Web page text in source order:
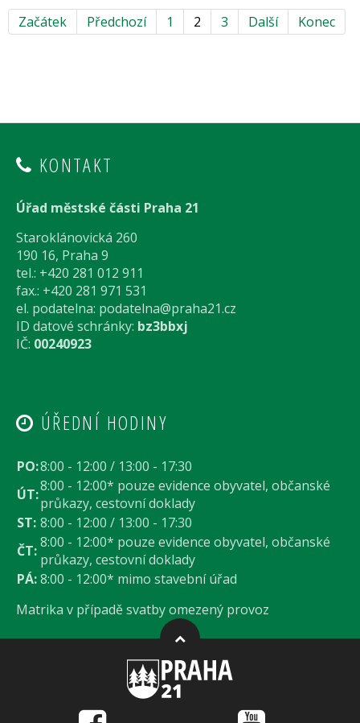
Začátek Předchozí 1 2 3 Další Konec
KONTAKT
Úřad městské části Praha 21
Staroklánovická 260
190 16, Praha 9
tel.: +420 281 012 911
fax.: +420 281 971 531
el. podatelna: podatelna@praha21.cz
ID datové schránky: bz3bbxj
IČ: 00240923
ÚŘEDNÍ HODINY
PO:8:00 - 12:00 / 13:00 - 17:30
ÚT:8:00 - 12:00* pouze evidence obyvatel, občanské
průkazy, cestovní doklady
ST: 8:00 - 12:00 / 13:00 - 17:30
ČT:8:00 - 12:00* pouze evidence obyvatel, občanské
průkazy, cestovní doklady
PÁ:8:00 - 12:00* mimo stavební úřad
Matrika v případě svatby omezený provoz